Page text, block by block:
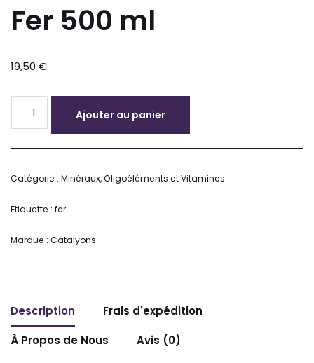
Fer 500 ml
19,50 €
Ajouter au panier
Catégorie : Minéraux, Oligoéléments et Vitamines
Étiquette : fer
Marque : Catalyons
Description
Frais d'expédition
À Propos de Nous
Avis (0)